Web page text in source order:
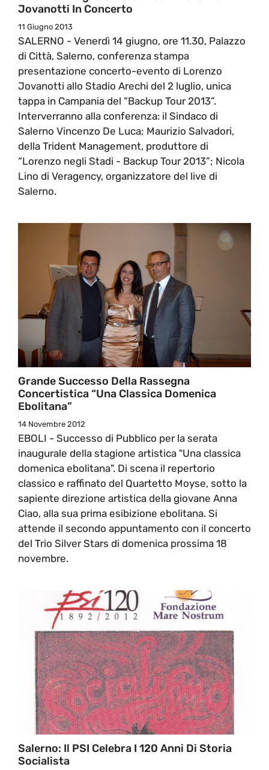
Jovanotti In Concerto
11 Giugno 2013
SALERNO - Venerdì 14 giugno, ore 11.30, Palazzo
di Città, Salerno, conferenza stampa
presentazione concerto-evento di Lorenzo
Jovanotti allo Stadio Arechi del 2 luglio, unica
tappa in Campania del “Backup Tour 2013”.
Interverranno alla conferenza: il Sindaco di
Salerno Vincenzo De Luca; Maurizio Salvadori,
della Trident Management, produttore di
“Lorenzo negli Stadi - Backup Tour 2013”; Nicola
Lino di Veragency, organizzatore del live di
Salerno.
Grande Successo Della Rassegna
Concertistica “Una Classica Domenica
Ebolitana”
14 Novembre 2012
EBOLI - Successo di Pubblico per la serata
inaugurale della stagione artistica "Una classica
domenica ebolitana". Di scena il repertorio
classico e raffinato del Quartetto Moyse, sotto la
sapiente direzione artistica della giovane Anna
Ciao, alla sua prima esibizione ebolitana. Si
attende il secondo appuntamento con il concerto
del Trio Silver Stars di domenica prossima 18
novembre.
Salerno: Il PSI Celebra I 120 Anni Di Storia
Socialista